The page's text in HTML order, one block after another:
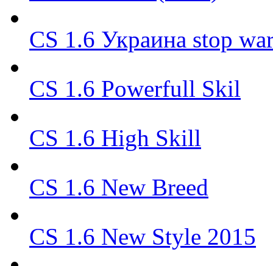
CS 1.6 Украина stop
CS 1.6 Powerfull Skil
CS 1.6 High Skill
CS 1.6 New Breed
CS 1.6 New Style 2015